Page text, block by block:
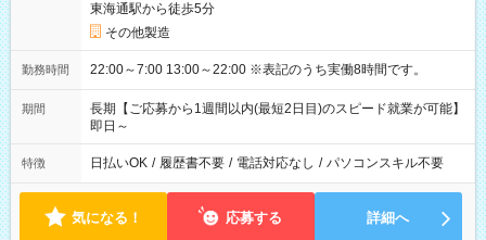
東海通駅から徒歩5分
その他製造
勤務時間 22:00～7:00 13:00～22:00 ※表記のうち実働8時間です。
期間
長期【ご応募から1週間以内(最短2日目)のスピード就業が可能】
即日～
特徴 日払いOK / 履歴書不要 / 電話対応なし / パソコンスキル不要
気になる！ 応募する 詳細へ